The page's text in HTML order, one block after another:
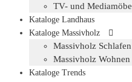
TV- und
Kataloge Landhaus
Kataloge Massivholz
Massivholz Schlafen
Massivholz Wohnen
Kataloge Trends